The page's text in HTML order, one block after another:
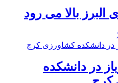
البرز بالا می رود
در دانشکده